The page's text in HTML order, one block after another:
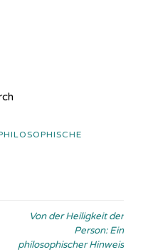
Von der Heiligkeit der
Person: Ein
philosophischer Hinweis